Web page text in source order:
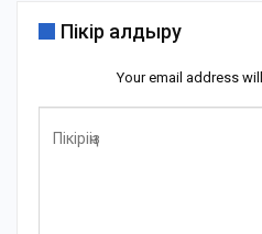
Пікір қалдыру
Your email address